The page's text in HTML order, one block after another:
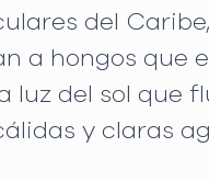
del
a hongos que
del sol que
y claras